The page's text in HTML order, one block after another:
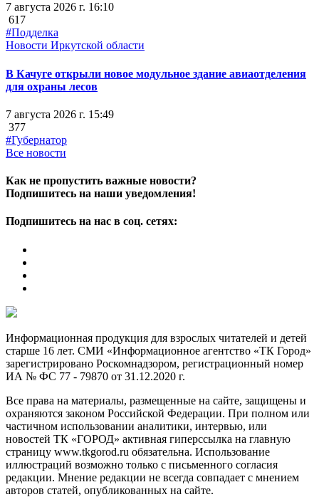
7 августа 2026 г. 16:10
617
#Подделка
Новости Иркутской области
В Качуге открыли новое модульное здание авиаотделения
для охраны лесов
7 августа 2026 г. 15:49
377
#Губернатор
Все новости
Как не пропустить важные новости?
Подпишитесь на наши уведомления!
Подпишитесь на нас в соц. сетях:
Информационная продукция для взрослых читателей и детей
старше 16 лет. СМИ «Информационное агентство «ТК Город»
зарегистрировано Роскомнадзором, регистрационный номер
ИА № ФС 77 - 79870 от 31.12.2020 г.
Все права на материалы, размещенные на сайте, защищены и
охраняются законом Российской Федерации. При полном или
частичном использовании аналитики, интервью, или
новостей ТК «ГОРОД» активная гиперссылка на главную
страницу www.tkgorod.ru обязательна. Использование
иллюстраций возможно только с письменного согласия
редакции. Мнение редакции не всегда совпадает с мнением
авторов статей, опубликованных на сайте.